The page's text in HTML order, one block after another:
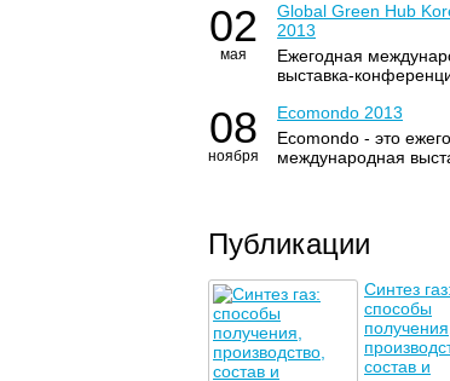
02
мая
Global Green Hub
2013
Ежегодная
выставка-
08
ноября
Ecomondo 2013
Ecomondo - это
международная
Публикации
Синтез газ:
способы
получения,
состав и